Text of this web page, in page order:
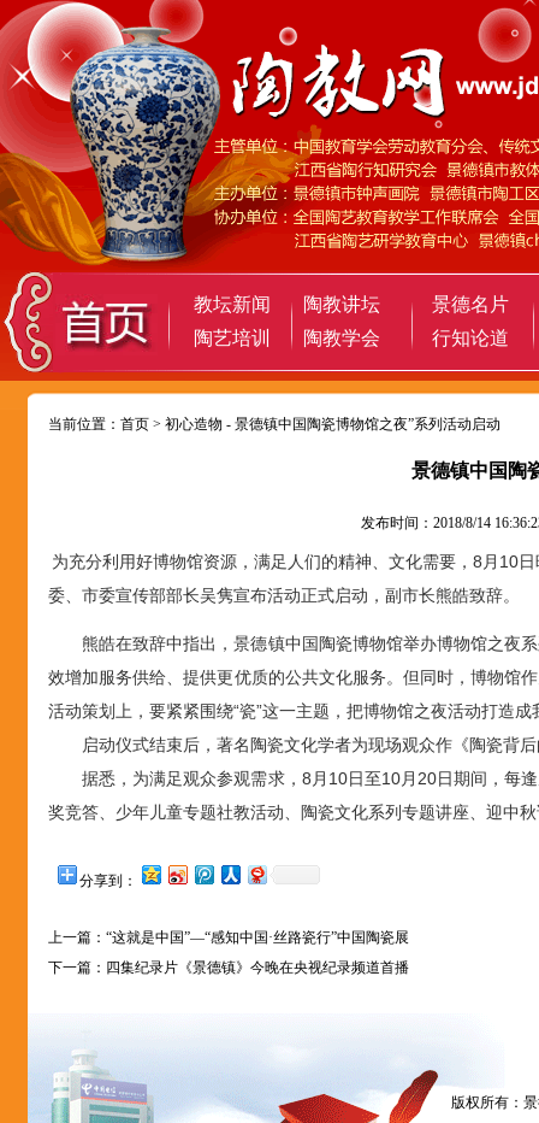
教坛新闻 陶教讲坛
景德名片
陶艺培训
陶教学会 行知论道
当前位置： 首页 > 初心造物 - 景德镇中国陶瓷博物馆之夜”系列活动启动
景德镇中国陶
发布时间：2018/8/14
为充分利用好博物馆资源，满足人们的精神、文化需要，8月10
委、市委宣传部部长吴隽宣布活动正式启动，副市长熊皓致辞。
熊皓在致辞中指出，景德镇中国陶瓷博物馆举办博物馆之夜
效增加服务供给、提供更优质的公共文化服务。但同时，博物馆
活动策划上，要紧紧围绕“瓷”这一主题，把博物馆之夜活动打造
启动仪式结束后，著名陶瓷文化学者为现场观众作《陶瓷背
据悉，为满足观众参观需求，8月10日至10月20日期间，每
奖竞答、少年儿童专题社教活动、陶瓷文化系列专题讲座、迎中
分享到：
上一篇： “这就是中国”—“感知中国·丝路瓷行”中国陶瓷展
下一篇： 四集纪录片《景德镇》今晚在央视纪录频道首播
版权所有：